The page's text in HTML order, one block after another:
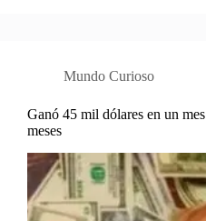
Mundo Curioso
Ganó 45 mil dólares en un
meses